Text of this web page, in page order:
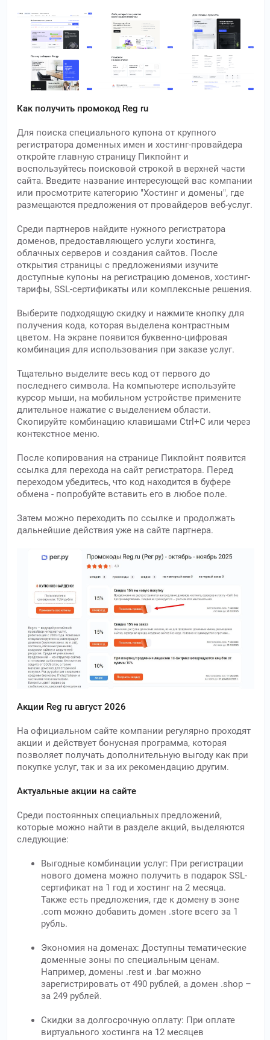
Как получить промокод Reg ru
Для поиска специального купона от крупного
регистратора доменных имен и хостинг-провайдера
откройте главную страницу Пикпойнт и
воспользуйтесь поисковой строкой в верхней части
сайта. Введите название интересующей вас компании
или просмотрите категорию "Хостинг и домены", где
размещаются предложения от провайдеров веб-услуг.
Среди партнеров найдите нужного регистратора
доменов, предоставляющего услуги хостинга,
облачных серверов и создания сайтов. После
открытия страницы с предложениями изучите
доступные купоны на регистрацию доменов, хостинг-
тарифы, SSL-сертификаты или комплексные решения.
Выберите подходящую скидку и нажмите кнопку для
получения кода, которая выделена контрастным
цветом. На экране появится буквенно-цифровая
комбинация для использования при заказе услуг.
Тщательно выделите весь код от первого до
последнего символа. На компьютере используйте
курсор мыши, на мобильном устройстве примените
длительное нажатие с выделением области.
Скопируйте комбинацию клавишами Ctrl+C или через
контекстное меню.
После копирования на странице Пикпойнт появится
ссылка для перехода на сайт регистратора. Перед
переходом убедитесь, что код находится в буфере
обмена - попробуйте вставить его в любое поле.
Затем можно переходить по ссылке и продолжать
дальнейшие действия уже на сайте партнера.
Акции Reg ru август 2026
На официальном сайте компании регулярно проходят
акции и действует бонусная программа, которая
позволяет получать дополнительную выгоду как при
покупке услуг, так и за их рекомендацию другим.
Актуальные акции на сайте
Среди постоянных специальных предложений,
которые можно найти в разделе акций, выделяются
следующие:
Выгодные комбинации услуг: При регистрации
нового домена можно получить в подарок SSL-
сертификат на 1 год и хостинг на 2 месяца.
Также есть предложения, где к домену в зоне
.com можно добавить домен .store всего за 1
рубль.
Экономия на доменах: Доступны тематические
доменные зоны по специальным ценам.
Например, домены .rest и .bar можно
зарегистрировать от 490 рублей, а домен .shop –
за 249 рублей.
Скидки за долгосрочную оплату: При оплате
виртуального хостинга на 12 месяцев